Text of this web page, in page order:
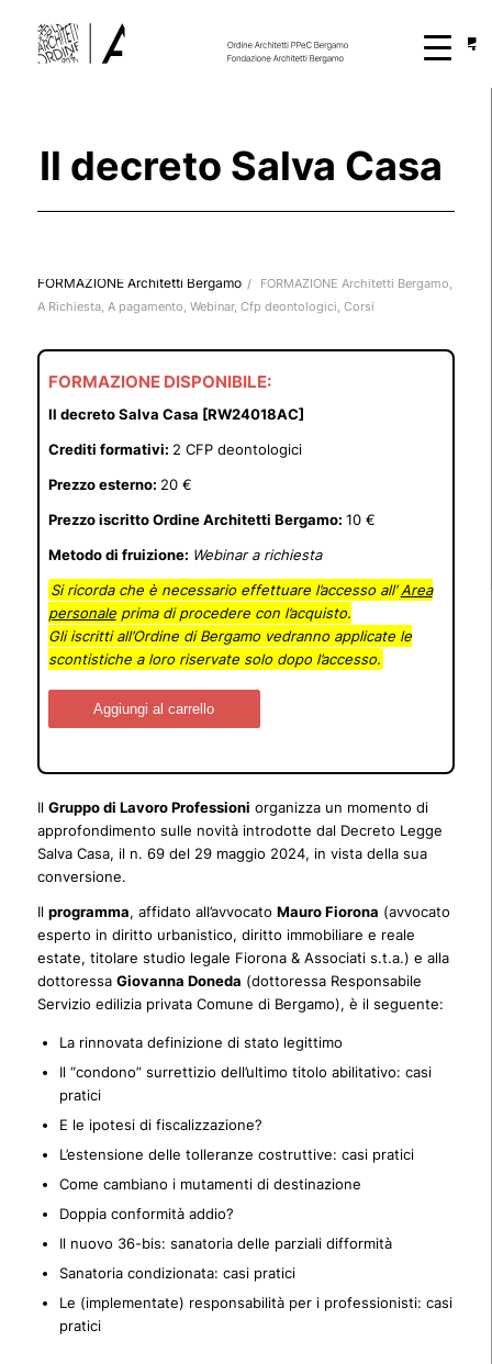
Il decreto Salva Casa
FORMAZIONE Architetti Bergamo / FORMAZIONE Architetti Bergamo,
A Richiesta, A pagamento, Webinar, Cfp deontologici, Corsi
FORMAZIONE DISPONIBILE:
Il decreto Salva Casa [RW24018AC]
Crediti formativi: 2 CFP deontologici
Prezzo esterno: 20 €
Prezzo iscritto Ordine Architetti Bergamo: 10 €
Metodo di fruizione: Webinar a richiesta
Si ricorda che è necessario effettuare l’accesso all’Area
personaleprima di procedere con l’acquisto.
Gli iscritti all’Ordine di Bergamo vedranno applicate le
scontistiche a loro riservate solo dopo l’accesso.
Aggiungi al carrello
Il Gruppo di Lavoro Professioni organizza un momento di
approfondimento sulle novità introdotte dal Decreto Legge
Salva Casa, il n. 69 del 29 maggio 2024, in vista della sua
conversione.
Il programma, affidato all’avvocato Mauro Fiorona (avvocato
esperto in diritto urbanistico, diritto immobiliare e reale
estate, titolare studio legale Fiorona & Associati s.t.a.) e alla
dottoressa Giovanna Doneda (dottoressa Responsabile
Servizio edilizia privata Comune di Bergamo), è il seguente:
La rinnovata definizione di stato legittimo
Il “condono” surrettizio dell’ultimo titolo abilitativo: casi
pratici
E le ipotesi di fiscalizzazione?
L’estensione delle tolleranze costruttive: casi pratici
Come cambiano i mutamenti di destinazione
Doppia conformità addio?
Il nuovo 36-bis: sanatoria delle parziali difformità
Sanatoria condizionata: casi pratici
Le (implementate) responsabilità per i professionisti: casi
pratici